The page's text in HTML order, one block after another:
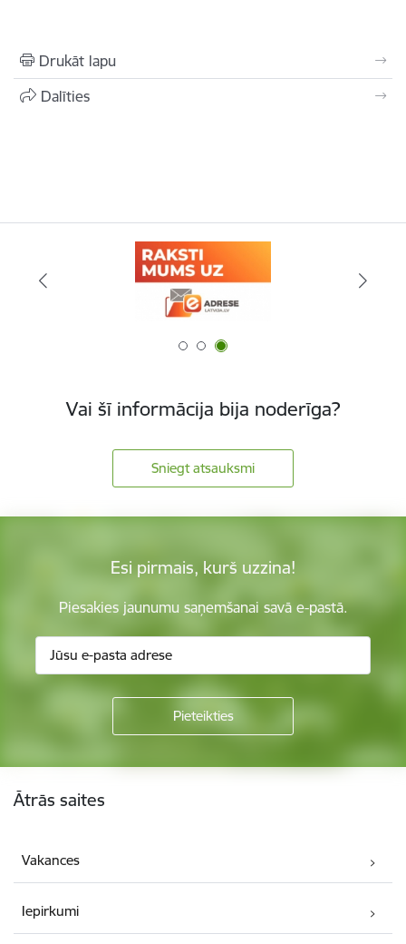
Drukāt lapu
Dalīties
Vai šī informācija bija noderīga?
Sniegt atsauksmi
Esi pirmais, kurš uzzina!
Piesakies jaunumu saņemšanai savā e-pastā.
Ātrās saites
Vakances
Iepirkumi